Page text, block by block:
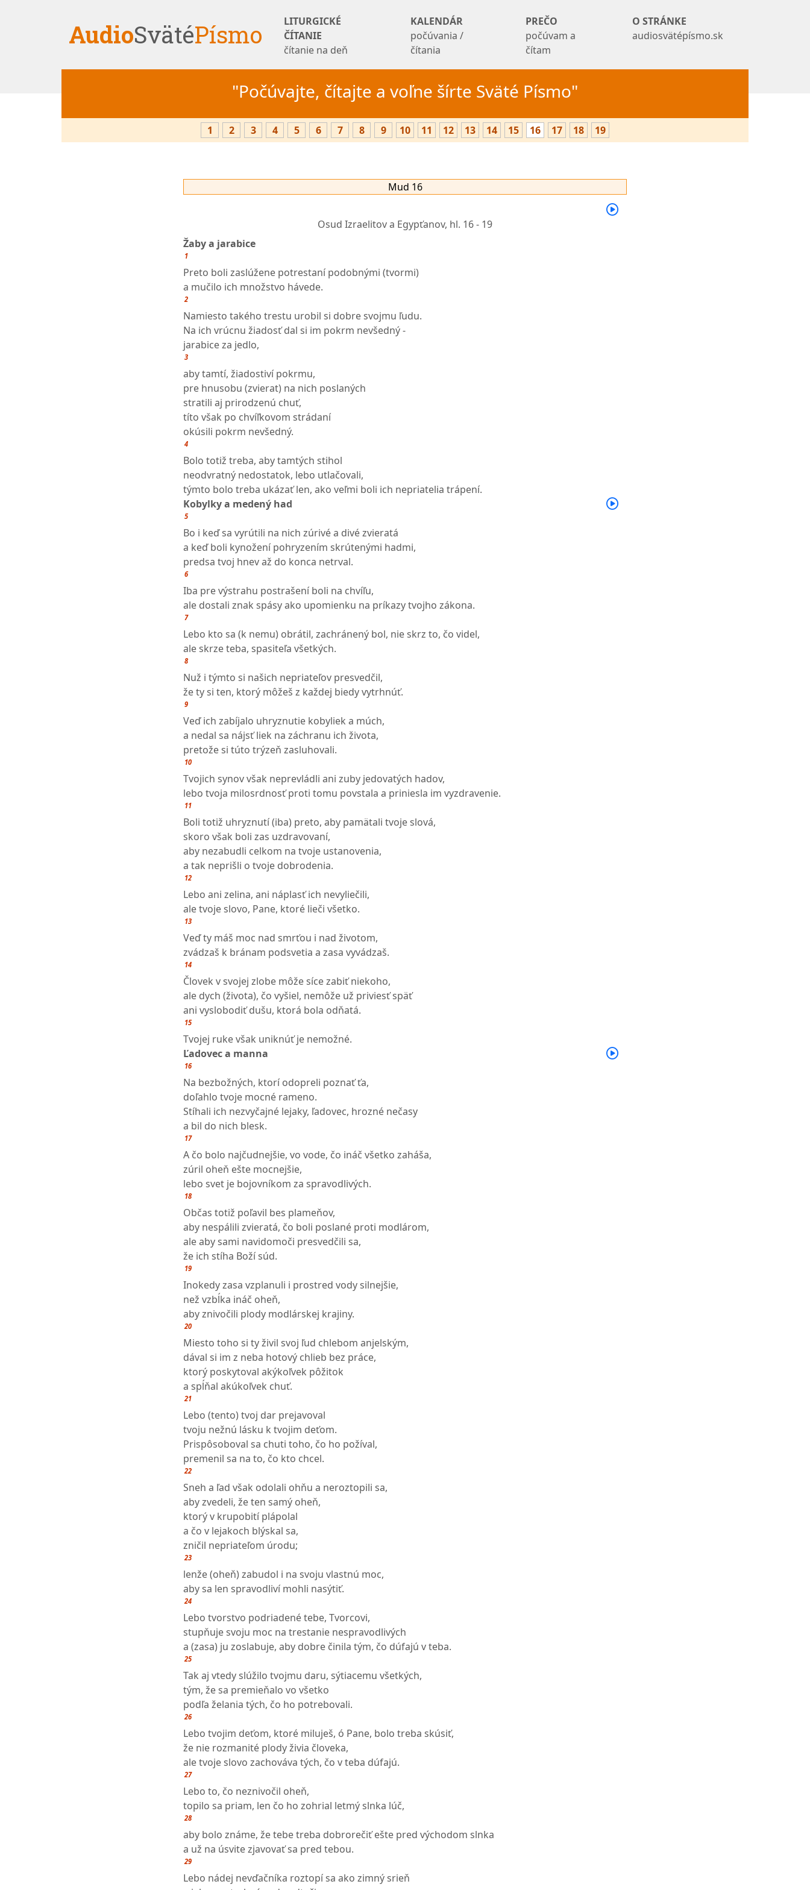
AudioSvätéPísmo
LITURGICKÉ
ČÍTANIE
čítanie na deň
KALENDÁR
počúvania /
čítania
PREČO
počúvam a
čítam
O STRÁNKE
audiosvätépísmo.sk
"Počúvajte, čítajte a voľne šírte Sväté Písmo"
1 2 3 4 5 6 7 8 9 10 11 12 13 14 15 16 17 18 19
Mud 16
Osud Izraelitov a Egypťanov, hl. 16 - 19
Žaby a jarabice
1
Preto boli zaslúžene potrestaní podobnými (tvormi)
a mučilo ich množstvo hávede.
2
Namiesto takého trestu urobil si dobre svojmu ľudu.
Na ich vrúcnu žiadosť dal si im pokrm nevšedný -
jarabice za jedlo,
3
aby tamtí, žiadostiví pokrmu,
pre hnusobu (zvierat) na nich poslaných
stratili aj prirodzenú chuť,
títo však po chvíľkovom strádaní
okúsili pokrm nevšedný.
4
Bolo totiž treba, aby tamtých stihol
neodvratný nedostatok, lebo utlačovali,
týmto bolo treba ukázať len, ako veľmi boli ich nepriatelia trápení.
Kobylky a medený had
5
Bo i keď sa vyrútili na nich zúrivé a divé zvieratá
a keď boli kynožení pohryzením skrútenými hadmi,
predsa tvoj hnev až do konca netrval.
6
Iba pre výstrahu postrašení boli na chvíľu,
ale dostali znak spásy ako upomienku na príkazy tvojho zákona.
7
Lebo kto sa (k nemu) obrátil, zachránený bol, nie skrz to, čo videl,
ale skrze teba, spasiteľa všetkých.
8
Nuž i týmto si našich nepriateľov presvedčil,
že ty si ten, ktorý môžeš z každej biedy vytrhnúť.
9
Veď ich zabíjalo uhryznutie kobyliek a múch,
a nedal sa nájsť liek na záchranu ich života,
pretože si túto trýzeň zasluhovali.
10
Tvojich synov však neprevládli ani zuby jedovatých hadov,
lebo tvoja milosrdnosť proti tomu povstala a priniesla im vyzdravenie.
11
Boli totiž uhryznutí (iba) preto, aby pamätali tvoje slová,
skoro však boli zas uzdravovaní,
aby nezabudli celkom na tvoje ustanovenia,
a tak neprišli o tvoje dobrodenia.
12
Lebo ani zelina, ani náplasť ich nevyliečili,
ale tvoje slovo, Pane, ktoré lieči všetko.
13
Veď ty máš moc nad smrťou i nad životom,
zvádzaš k bránam podsvetia a zasa vyvádzaš.
14
Človek v svojej zlobe môže síce zabiť niekoho,
ale dych (života), čo vyšiel, nemôže už priviesť späť
ani vyslobodiť dušu, ktorá bola odňatá.
15
Tvojej ruke však uniknúť je nemožné.
Ľadovec a manna
16
Na bezbožných, ktorí odopreli poznať ťa,
doľahlo tvoje mocné rameno.
Stíhali ich nezvyčajné lejaky, ľadovec, hrozné nečasy
a bil do nich blesk.
17
A čo bolo najčudnejšie, vo vode, čo ináč všetko zaháša,
zúril oheň ešte mocnejšie,
lebo svet je bojovníkom za spravodlivých.
18
Občas totiž poľavil bes plameňov,
aby nespálili zvieratá, čo boli poslané proti modlárom,
ale aby sami navidomoči presvedčili sa,
že ich stíha Boží súd.
19
Inokedy zasa vzplanuli i prostred vody silnejšie,
než vzbĺka ináč oheň,
aby znivočili plody modlárskej krajiny.
20
Miesto toho si ty živil svoj ľud chlebom anjelským,
dával si im z neba hotový chlieb bez práce,
ktorý poskytoval akýkoľvek pôžitok
a spĺňal akúkoľvek chuť.
21
Lebo (tento) tvoj dar prejavoval
tvoju nežnú lásku k tvojim deťom.
Prispôsoboval sa chuti toho, čo ho požíval,
premenil sa na to, čo kto chcel.
22
Sneh a ľad však odolali ohňu a neroztopili sa,
aby zvedeli, že ten samý oheň,
ktorý v krupobití plápolal
a čo v lejakoch blýskal sa,
zničil nepriateľom úrodu;
23
lenže (oheň) zabudol i na svoju vlastnú moc,
aby sa len spravodliví mohli nasýtiť.
24
Lebo tvorstvo podriadené tebe, Tvorcovi,
stupňuje svoju moc na trestanie nespravodlivých
a (zasa) ju zoslabuje, aby dobre činila tým, čo dúfajú v teba.
25
Tak aj vtedy slúžilo tvojmu daru, sýtiacemu všetkých,
tým, že sa premieňalo vo všetko
podľa želania tých, čo ho potrebovali.
26
Lebo tvojim deťom, ktoré miluješ, ó Pane, bolo treba skúsiť,
že nie rozmanité plody živia človeka,
ale tvoje slovo zachováva tých, čo v teba dúfajú.
27
Lebo to, čo neznivočil oheň,
topilo sa priam, len čo ho zohrial letmý slnka lúč,
28
aby bolo známe, že tebe treba dobrorečiť ešte pred východom slnka
a už na úsvite zjavovať sa pred tebou.
29
Lebo nádej nevďačníka roztopí sa ako zimný srieň